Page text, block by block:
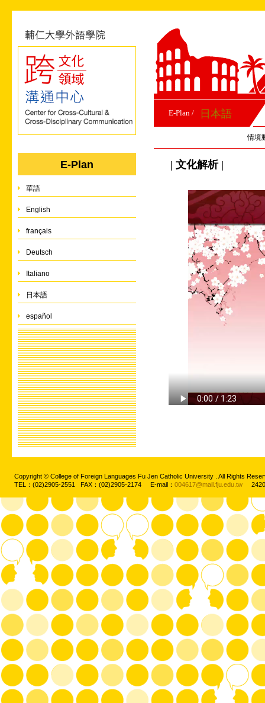
E-Plan
華語
English
français
Deutsch
Italiano
日本語
español
E-Plan / 日本語
情境
| 文化解析 |
Copyright © College of Foreign Languages Fu Jen Catholic University . All Rights
TEL：(02)2905-2551 FAX：(02)2905-2174 E-mail： 004617@mail.fju.edu.tw